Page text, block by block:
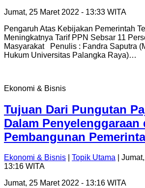
Jumat, 25 Maret 2022 - 13:33 WITA
Pengaruh Atas Kebijakan Pemerintah
Meningkatnya Tarif PPN Sebsar 11
Masyarakat Penulis : Fandra Saputra
Hukum Universitas Palangka Raya)…
Ekonomi & Bisnis
Tujuan Dari Pungutan
Dalam Penyelenggaraan
Pembangunan
Ekonomi & Bisnis Topik Utama |
13:16 WITA
Jumat, 25 Maret 2022 - 13:16 WITA